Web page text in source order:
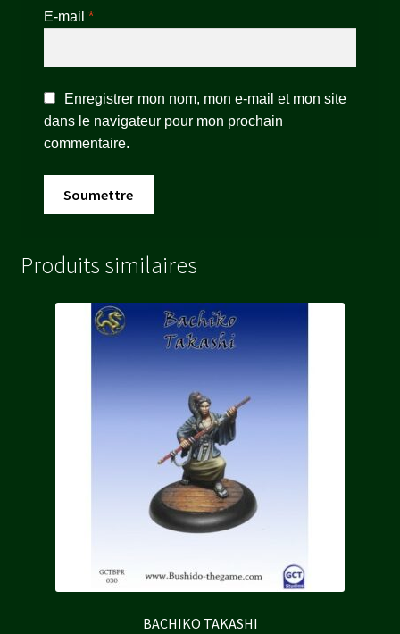
E-mail *
Enregistrer mon nom, mon e-mail et mon site
dans le navigateur pour mon prochain
commentaire.
Produits similaires
BACHIKO TAKASHI